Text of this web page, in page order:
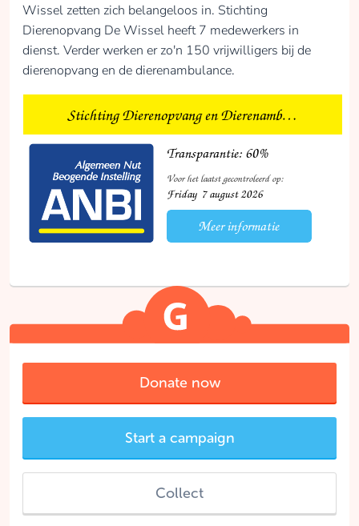
Wissel zetten zich belangeloos in. Stichting
Dierenopvang De Wissel heeft 7 medewerkers in
dienst. Verder werken er zo'n 150 vrijwilligers bij de
dierenopvang en de dierenambulance.
Donate now
Start a campaign
Collect